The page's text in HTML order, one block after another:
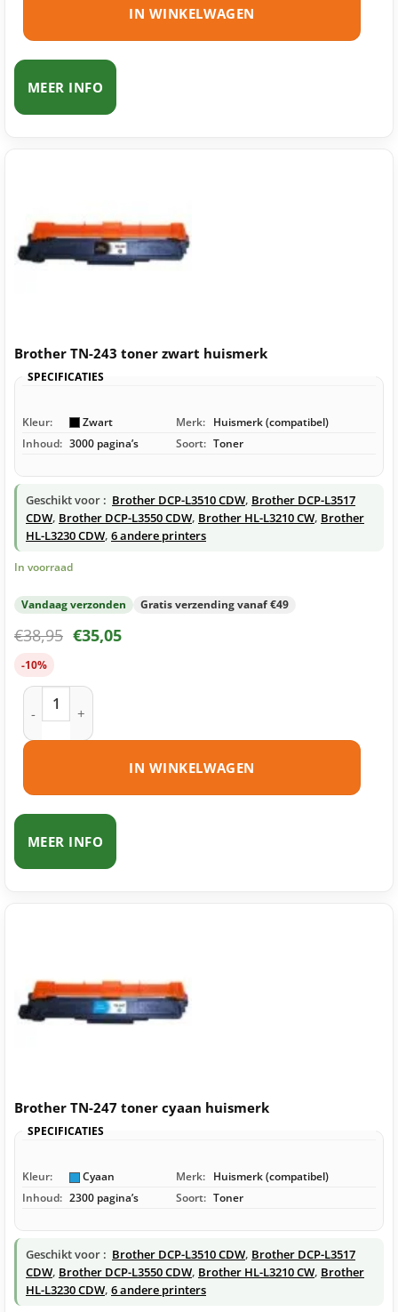
IN WINKELWAGEN
MEER INFO
Brother TN-243 toner zwart huismerk
SPECIFICATIES
Kleur: Zwart Merk: Huismerk (compatibel)
Inhoud: 3000 pagina’s Soort: Toner
Geschikt voor : Brother DCP-L3510 CDW, Brother DCP-L3517
CDW, Brother DCP-L3550 CDW, Brother HL-L3210 CW, Brother
HL-L3230 CDW, 6 andere printers
In voorraad
Vandaag verzonden Gratis verzending vanaf €49
€38,95 €35,05
-10%
Brother TN-243 toner zwart huismerk aantal
IN WINKELWAGEN
MEER INFO
Brother TN-247 toner cyaan huismerk
SPECIFICATIES
Kleur: Cyaan Merk: Huismerk (compatibel)
Inhoud: 2300 pagina’s Soort: Toner
Geschikt voor : Brother DCP-L3510 CDW, Brother DCP-L3517
CDW, Brother DCP-L3550 CDW, Brother HL-L3210 CW, Brother
HL-L3230 CDW, 6 andere printers